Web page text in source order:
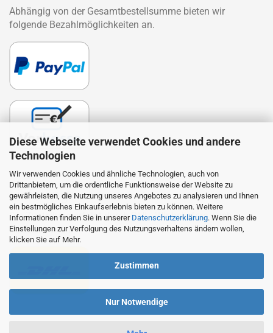
Diese Webseite verwendet Cookies und andere
Technologien
Wir verwenden Cookies und ähnliche Technologien, auch von
Drittanbietern, um die ordentliche Funktionsweise der Website zu
gewährleisten, die Nutzung unseres Angebotes zu analysieren und Ihnen
ein bestmögliches Einkaufserlebnis bieten zu können. Weitere
Informationen finden Sie in unserer Datenschutzerklärung. Wenn Sie die
Einstellungen zur Verfolgung des Nutzungsverhaltens ändern wollen,
klicken Sie auf Mehr.
Zustimmen
Nur Notwendige
Abhängig von der Gesamtbestellsumme bieten wir
folgende Bezahlmöglichkeiten an.
Lieferung
Die Zustellung erfolgt durch DHL. Wir beliefern auch
Packstationen.